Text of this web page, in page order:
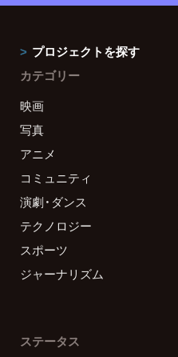
プロジェクトを探す
カテゴリー
映画
写真
アニメ
コミュニティ
演劇・ダンス
テクノロジー
スポーツ
ジャーナリズム
ステータス